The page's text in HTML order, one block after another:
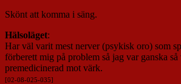
Skönt att komma i säng.
Hälsoläget:
Har väl varit mest nerver (psykisk oro) som
förberett mig på problem så jag var ganska så
premedicinerad mot värk.
[02-08-025-035]